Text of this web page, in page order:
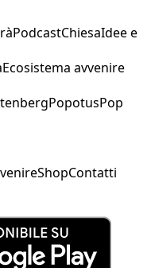
PodcastChiesaIdee e
Ecosistema avvenire
PopotusPop
ShopContatti